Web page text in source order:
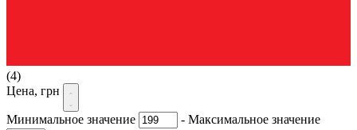
(4)
Цена, грн
Минимальное значение - Максимальное значение